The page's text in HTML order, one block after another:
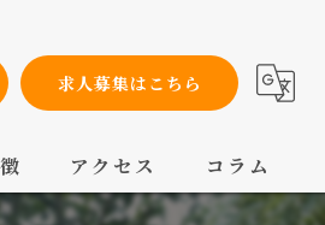
求人募集はこちら
アクセス コラム